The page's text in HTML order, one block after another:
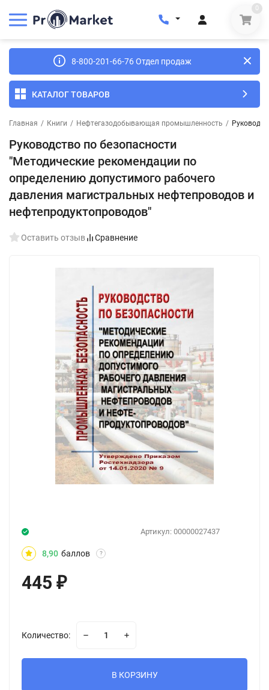
0
8-800-201-66-76 Отдел продаж
КАТАЛОГ ТОВАРОВ
Главная / Книги / Нефтегазодобывающая промышленность /
Руководство по безопасности
"Методические рекомендации по
определению допустимого рабочего
давления магистральных нефтепроводов и
нефтепродуктопроводов"
Оставить отзыв Сравнение
Артикул: 00000027437
8,90 баллов ?
445 ₽
Количество:
В КОРЗИНУ